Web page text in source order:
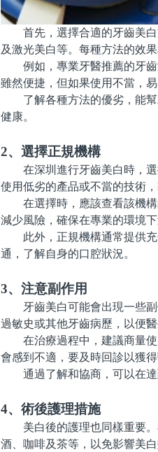
首先，選擇合適的牙齒美白
及激光美白等。每種方法的效
例如，專業牙醫推薦的牙齒
雖然便捷，但如果使用不當，
了解各種方法的優劣，能幫
健康。
2、選擇正規機構
在深圳進行牙齒美白時，選
使用低劣的產品或不當的技術，
在選擇時，應該查看該機構
減少風險，確保在專業的環境下
此外，正規機構通常提供充
通，了解自身的口腔狀況。
3、注意副作用
牙齒美白可能會出現一些副
過敏史或其他牙齒病歷，以便醫
在治療過程中，建議商量使
會感到不適，要及時回診以獲得
通過了解和協商，可以在達
4、術後護理措施
美白後的護理也同樣重要。
酒、咖啡及茶等，以免影響美白